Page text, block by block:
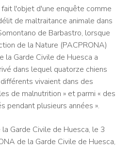
l'objet d'une enquête comme
de maltraitance animale dans
de Barbastro, lorsque
de la Nature (PACPRONA)
la Garde Civile de Huesca a
dans lequel quatorze chiens
vivaient dans des
de malnutrition » et parmi « des
pendant plusieurs années ».
Garde Civile de Huesca, le 3
de la Garde Civile de Huesca,